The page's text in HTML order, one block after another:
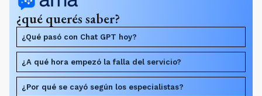
¿qué querés saber?
¿Qué pasó con Chat GPT hoy?
¿A qué hora empezó la falla del servicio?
¿Por qué se cayó según los especialistas?